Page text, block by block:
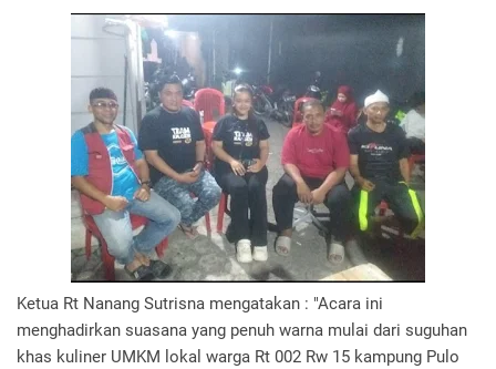
Ketua Rt Nanang Sutrisna mengatakan : "Acara ini
menghadirkan suasana yang penuh warna mulai dari suguhan
khas kuliner UMKM lokal warga Rt 002 Rw 15 kampung Pulo